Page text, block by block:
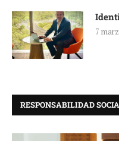
7
RESPONSABILIDAD